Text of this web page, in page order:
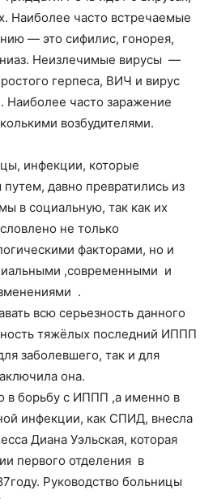
Наиболее часто встречаемые
— это сифилис, гонорея,
Неизлечимые вирусы —
герпеса, ВИЧ и вирус
Наиболее часто заражение
возбудителями.
инфекции, которые
давно превратились из
в социальную, так как их
не только
факторами, но и
,современными и
.
всю серьезность данного
тяжёлых последний ИППП
заболевшего, так и для
она.
в борьбу с ИППП ,а именно в
инфекции, как СПИД, внесла
Диана Уэльская, которая
первого отделения в
Руководство больницы